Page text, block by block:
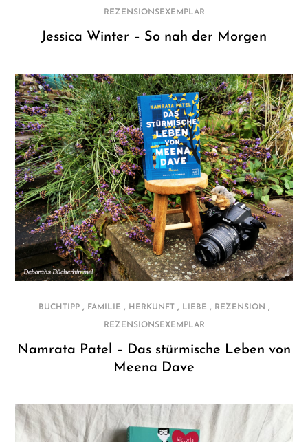
REZENSIONSEXEMPLAR
Jessica Winter – So nah der Morgen
BUCHTIPP, FAMILIE , HERKUNFT , LIEBE , REZENSION ,
REZENSIONSEXEMPLAR
Namrata Patel – Das stürmische Leben von
Meena Dave